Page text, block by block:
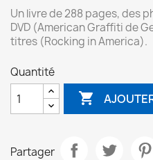
Un livre de 288 pages, des
DVD (American Graffiti de
titres (Rocking in America).
Quantité

Partager